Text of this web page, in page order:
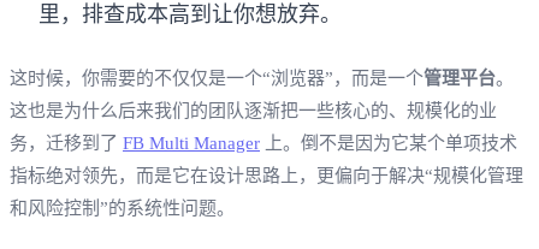
里，排查成本高到让你想放弃。
这时候，你需要的不仅仅是一个“浏览器”，而是一个管理平台。
这也是为什么后来我们的团队逐渐把一些核心的、规模化的业
务，迁移到了 FB Multi Manager 上。倒不是因为它某个单项技术
指标绝对领先，而是它在设计思路上，更偏向于解决“规模化管理
和风险控制”的系统性问题。